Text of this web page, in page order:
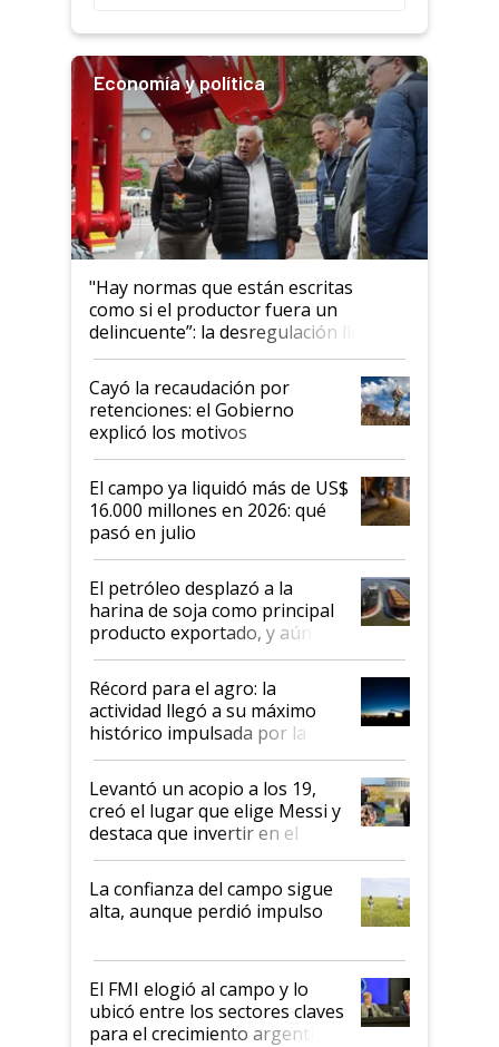
Economía y política
"Hay normas que están escritas
como si el productor fuera un
delincuente”: la desregulación llegó
al Congreso Aapresid y hasta se
habló del financiamiento al IPCVA
Cayó la recaudación por
retenciones: el Gobierno
explicó los motivos
El campo ya liquidó más de US$
16.000 millones en 2026: qué
pasó en julio
El petróleo desplazó a la
harina de soja como principal
producto exportado, y aún así
el agro aportó casi seis de cada
diez dólares y sostuvo el
liderazgo en un semestre
récord
Récord para el agro: la
actividad llegó a su máximo
histórico impulsada por la
cosecha y las exportaciones
Levantó un acopio a los 19,
creó el lugar que elige Messi y
destaca que invertir en el
kirchnerismo era como "darle
plata a un hijo para droga":
Juan Félix Rossetti, el libertario
que de una dura crisis salió
de Milei
La confianza del campo sigue
alta, aunque perdió impulso
El FMI elogió al campo y lo
ubicó entre los sectores claves
para el crecimiento argentino